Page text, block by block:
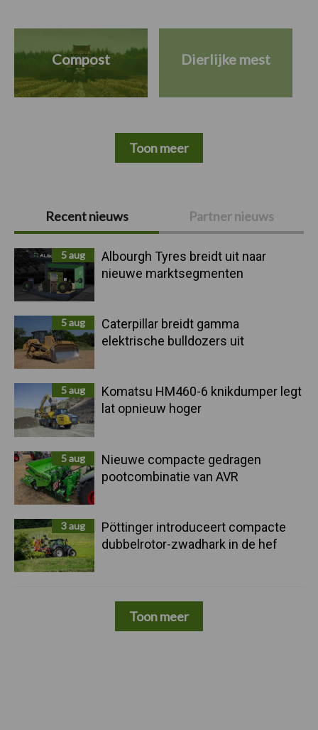
Primaire
Sidebar
Recent nieuws Partner nieuws
5 aug
Albourgh Tyres breidt uit naar
nieuwe marktsegmenten
5 aug
Caterpillar breidt gamma
elektrische bulldozers uit
5 aug
Komatsu HM460-6 knikdumper legt
lat opnieuw hoger
5 aug
Nieuwe compacte gedragen
pootcombinatie van AVR
3 aug
Pöttinger introduceert compacte
dubbelrotor-zwadhark in de hef
Toon meer
Compost Dierlijke mest
Toon meer